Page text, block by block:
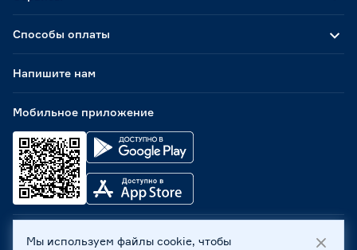
Способы оплаты
Мобильное приложение
Напишите нам
ООО «Бауцентр Рус» 2004 -2026, 236029, г. Калининград,
Мы используем файлы cookie, чтобы